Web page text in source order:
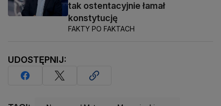
tak ostentacyjnie łamał
konstytucję
FAKTY PO FAKTACH
UDOSTĘPNIJ: